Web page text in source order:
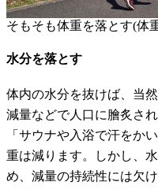
そもそも体重を落とす(体
水分を落とす
体内の水分を抜けば、当
減量などで人口に膾炙され
「サウナや入浴で汗をか
重は減ります。しかし、
め、減量の持続性には欠